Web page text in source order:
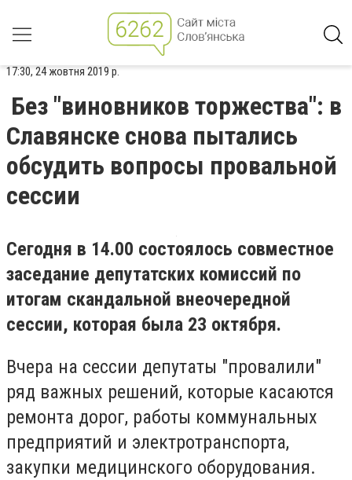
17:30, 24 жовтня 2019 р.
Без "виновников торжества": в
Славянске снова пытались
обсудить вопросы провальной
сессии
Сегодня в 14.00 состоялось совместное
заседание депутатских комиссий по
итогам скандальной внеочередной
сессии, которая была 23 октября.
Вчера на сессии депутаты "провалили"
ряд важных решений, которые касаются
ремонта дорог, работы коммунальных
предприятий и электротранспорта,
закупки медицинского оборудования.